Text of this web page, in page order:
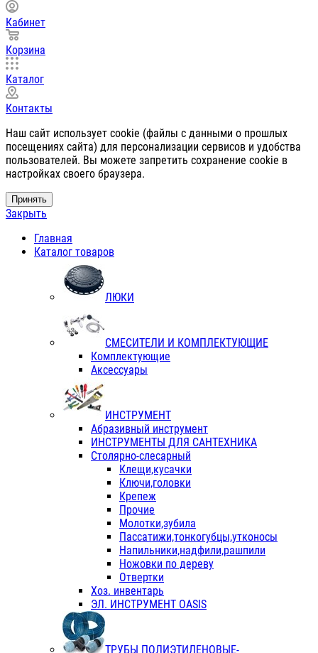
Кабинет
Корзина
Каталог
Контакты
Наш сайт использует cookie (файлы с данными о прошлых
посещениях сайта) для персонализации сервисов и удобства
пользователей. Вы можете запретить сохранение cookie в
настройках своего браузера.
Принять
Закрыть
Главная
Каталог товаров
ЛЮКИ
СМЕСИТЕЛИ И КОМПЛЕКТУЮЩИЕ
Комплектующие
Аксессуары
ИНСТРУМЕНТ
Абразивный инструмент
ИНСТРУМЕНТЫ ДЛЯ САНТЕХНИКА
Столярно-слесарный
Клещи,кусачки
Ключи,головки
Крепеж
Прочие
Молотки,зубила
Пассатижи,тонкогубцы,утконосы
Напильники,надфили,рашпили
Ножовки по дереву
Отвертки
Хоз. инвентарь
ЭЛ. ИНСТРУМЕНТ OASIS
ТРУБЫ ПОЛИЭТИЛЕНОВЫЕ-